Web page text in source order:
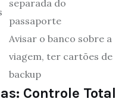
separada do
passaporte
Avisar o banco sobre a
viagem, ter cartões de
backup
Controle Total